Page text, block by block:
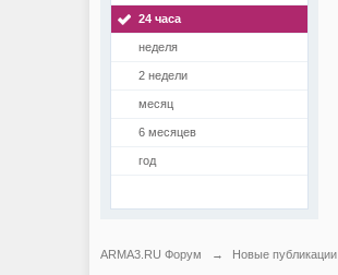
24 часа
неделя
2 недели
месяц
6 месяцев
год
ARMA3.RU Форум → Новые публикации